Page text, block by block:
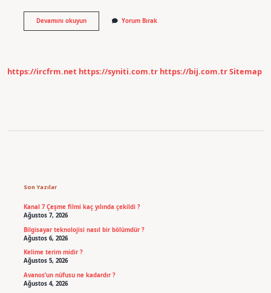
Devamını okuyunÇavdır
Anlamı
Yorum Bırak
https://ircfrm.net https://syniti.com.tr https://bij.com.trSitemap
Son Yazılar
Kanal 7 Çeşme filmi kaç yılında çekildi ?
Ağustos 7, 2026
Bilgisayar teknolojisi nasıl bir bölümdür ?
Ağustos 6, 2026
Kelime terim midir ?
Ağustos 5, 2026
Avanos’un nüfusu ne kadardır ?
Ağustos 4, 2026